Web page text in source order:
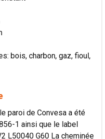
bois, charbon, gaz, fioul,
paroi de Convesa a été
1 ainsi que le label
L50040 G60 La cheminée